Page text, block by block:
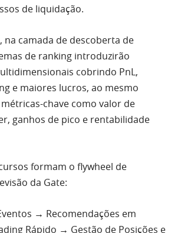
de liquidação.
na camada de descoberta de
de ranking introduzirão
cobrindo PnL,
e maiores lucros, ao mesmo
chave como valor de
ganhos de pico e rentabilidade
formam o flywheel de
da Gate:
→ Recomendações em
Rápido → Gestão de Posições e